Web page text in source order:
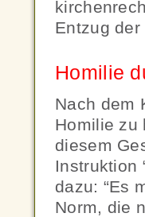
Entzug
Homilie
Nach dem
Homilie zu
diesem
Instruktion
dazu: “Es
Norm, die